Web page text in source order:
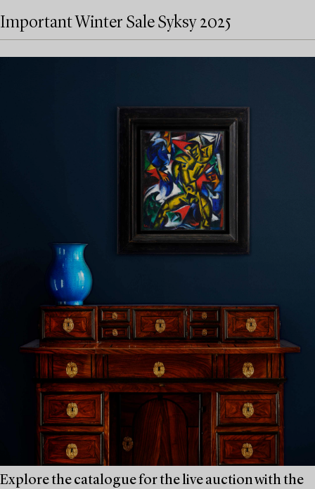
Important Winter Sale Syksy 2025
Explore the catalogue for the live auction with the